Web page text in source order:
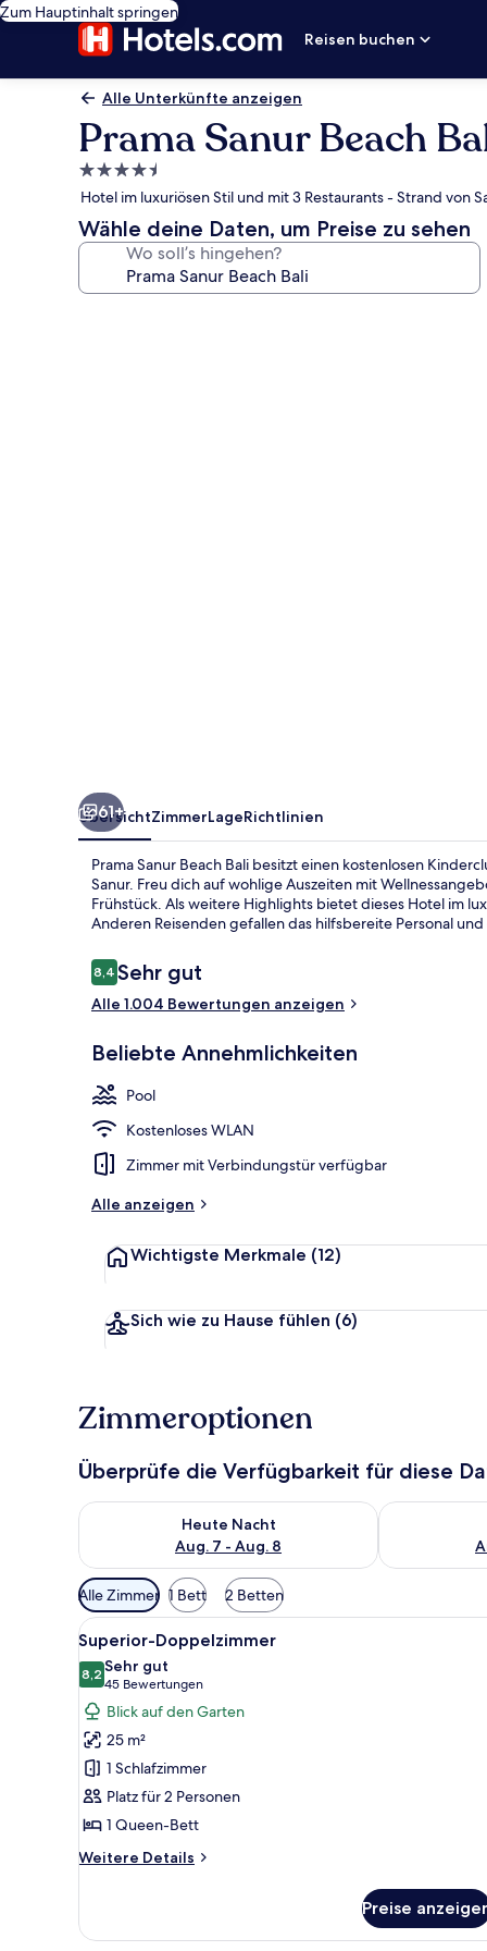
Zum Hauptinhalt springen
Reisen buchen
Alle Unterkünfte anzeigen
Prama Sanur Beach
4.5-
Sterne-
Unterkunft
Hotel im luxuriösen Stil und mit 3 Restaurants - Strand von
Wähle deine Daten, um Preise zu sehen
Wo soll’s hingehen?
61+
ÜbersichtZimmerLageRichtlinien
Prama Sanur Beach Bali besitzt einen kostenlosen
Sanur. Freu dich auf wohlige Auszeiten mit
Frühstück. Als weitere Highlights bietet dieses Hotel im
Anderen Reisenden gefallen das hilfsbereite Personal
Bewertungen
8,48,4 von 10.
Sehr gut
Alle 1.004 Bewertungen anzeigen
Beliebte Annehmlichkeiten
Pool
Kostenloses WLAN
Zimmer mit Verbindungstür verfügbar
Alle anzeigen
Wichtigste Merkmale (12)
Sich wie zu Hause fühlen (6)
Zimmeroptionen
Überprüfe die Verfügbarkeit für diese
Heute Nacht
Aug. 7 - Aug. 8
Überprüfe die Verfügbarkeit für heute Nacht, Aug. 7
Überprüfe
Verfügbare
Filter
für
Zimmer
Alle Zimmer 1 Bett 2 Betten
Alle
Fotos
für
Superior-
Doppelzimmer
anzeigen
Ein Hotelzimmer mit einem
2
Superior-Doppelzimmer
8,28,2 von 10
Sehr gut
45 Bewertungen
(45
Bewertungen)
Blick auf den Garten
25 m²
1 Schlafzimmer
Platz für 2 Personen
1 Queen-Bett
Weitere Details
Weitere
Doppelzimmer
Preise